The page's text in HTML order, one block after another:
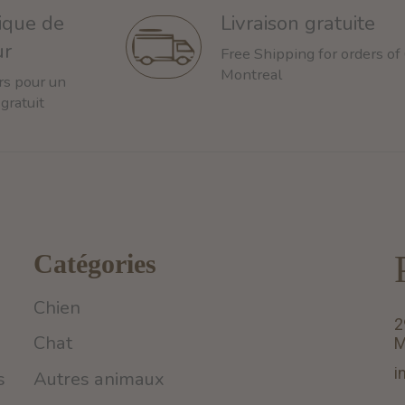
de
pour un
Livraison gratuite
Free Shipping for orders
Montreal
Catégories
Chien
Chat
Autres animaux